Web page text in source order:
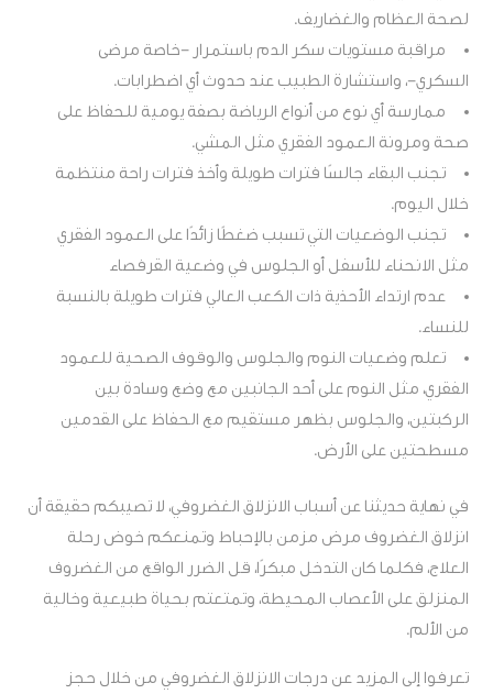
لصحة العظام والغضاريف.
مراقبة مستويات سكر الدم باستمرار -خاصة مرضى
السكري-، واستشارة الطبيب عند حدوث أي اضطرابات.
ممارسة أي نوع من أنواع الرياضة بصفة يومية للحفاظ على
صحة ومرونة العمود الفقري مثل المشي.
تجنب البقاء جالسًا فترات طويلة وأخذ فترات راحة منتظمة
خلال اليوم.
تجنب الوضعيات التي تسبب ضغطًا زائدًا على العمود الفقري
مثل الانحناء للأسفل أو الجلوس في وضعية القرفصاء
عدم ارتداء الأحذية ذات الكعب العالي فترات طويلة بالنسبة
للنساء.
تعلم وضعيات النوم والجلوس والوقوف الصحية للعمود
الفقري، مثل النوم على أحد الجانبين مع وضع وسادة بين
الركبتين، والجلوس بظهر مستقيم مع الحفاظ على القدمين
مسطحتين على الأرض.
في نهاية حديثنا عن أسباب الانزلاق الغضروفي، لا تصيبكم حقيقة أن
انزلاق الغضروف مرض مزمن بالإحباط وتمنعكم خوض رحلة
العلاج، فكلما كان التدخل مبكرًا، قل الضرر الواقع من الغضروف
المنزلق على الأعصاب المحيطة، وتمتعتم بحياة طبيعية وخالية
من الألم.
تعرفوا إلى المزيد عن درجات الانزلاق الغضروفي من خلال حجز